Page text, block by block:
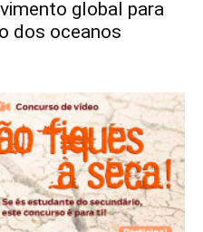
global para
dos oceanos